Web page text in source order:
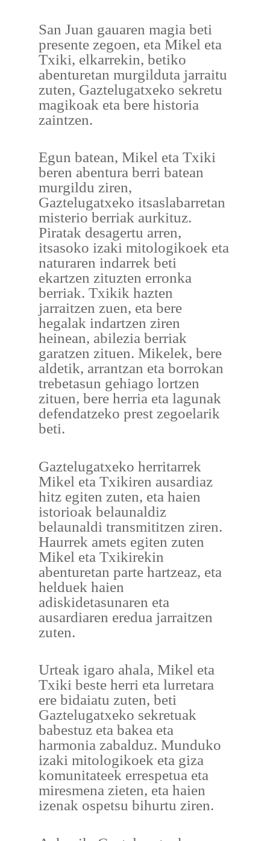
San Juan gauaren magia beti
presente zegoen, eta Mikel eta
Txiki, elkarrekin, betiko
abenturetan murgilduta jarraitu
zuten, Gaztelugatxeko sekretu
magikoak eta bere historia
zaintzen.
Egun batean, Mikel eta Txiki
beren abentura berri batean
murgildu ziren,
Gaztelugatxeko itsaslabarretan
misterio berriak aurkituz.
Piratak desagertu arren,
itsasoko izaki mitologikoek eta
naturaren indarrek beti
ekartzen zituzten erronka
berriak. Txikik hazten
jarraitzen zuen, eta bere
hegalak indartzen ziren
heinean, abilezia berriak
garatzen zituen. Mikelek, bere
aldetik, arrantzan eta borrokan
trebetasun gehiago lortzen
zituen, bere herria eta lagunak
defendatzeko prest zegoelarik
beti.
Gaztelugatxeko herritarrek
Mikel eta Txikiren ausardiaz
hitz egiten zuten, eta haien
istorioak belaunaldiz
belaunaldi transmititzen ziren.
Haurrek amets egiten zuten
Mikel eta Txikirekin
abenturetan parte hartzeaz, eta
helduek haien
adiskidetasunaren eta
ausardiaren eredua jarraitzen
zuten.
Urteak igaro ahala, Mikel eta
Txiki beste herri eta lurretara
ere bidaiatu zuten, beti
Gaztelugatxeko sekretuak
babestuz eta bakea eta
harmonia zabalduz. Munduko
izaki mitologikoek eta giza
komunitateek errespetua eta
miresmena zieten, eta haien
izenak ospetsu bihurtu ziren.